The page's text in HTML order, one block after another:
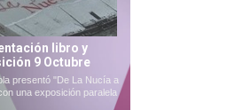
libro y
9 Octubre
presentó "De La Nucía a
una exposición paralela